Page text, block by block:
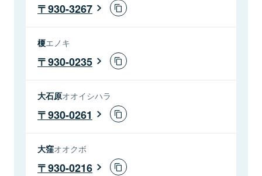
930-3267
榎エノキ
930-0235
大石原オオイシハラ
930-0261
大窪オオクボ
930-0216